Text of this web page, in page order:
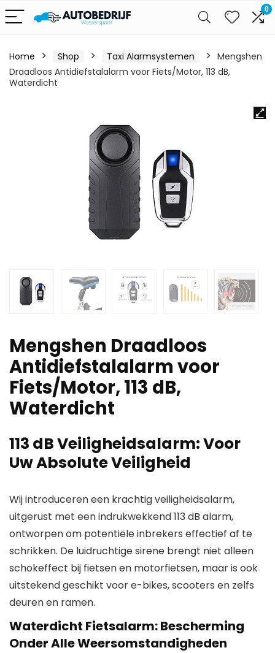
0
Home Shop Taxi Alarmsystemen
Mengshen
Draadloos Antidiefstalalarm voor Fiets/Motor, 113 dB,
Waterdicht
Mengshen Draadloos
Antidiefstalalarm voor
Fiets/Motor, 113 dB,
Waterdicht
113 dB Veiligheidsalarm: Voor
Uw Absolute Veiligheid
Wij introduceren een krachtig veiligheidsalarm,
uitgerust met een indrukwekkend 113 dB alarm,
ontworpen om potentiële inbrekers effectief af te
schrikken. De luidruchtige sirene brengt niet alleen
schokeffect bij fietsen en motorfietsen, maar is ook
uitstekend geschikt voor e-bikes, scooters en zelfs
deuren en ramen.
Waterdicht Fietsalarm: Bescherming
Onder Alle Weersomstandigheden